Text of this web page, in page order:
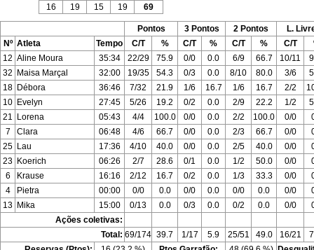
16
19 15 19 69
Pontos 3 Pontos 2 Pontos
L.
Nº Atleta Tempo C/T % C/T % C/T % C/T
12 Aline Moura 35:34 22/29 75.9 0/0 0.0 6/9 66.7 10/11
32
Maisa Marçal 32:00 19/35 54.3 0/3 0.0 8/10 80.0 3/6
18 Débora 36:46 7/32 21.9 1/6 16.7 1/6 16.7 2/2
10 Evelyn 27:45 5/26 19.2 0/2 0.0 2/9 22.2 1/2
21
Lorena 05:43 4/4 100.0 0/0 0.0 2/2 100.0 0/0
7
Clara 06:48 4/6 66.7 0/0 0.0 2/3 66.7 0/0
25 Lau 17:36 4/10 40.0 0/0 0.0 2/5 40.0 0/0
23 Koerich 06:26 2/7 28.6 0/1 0.0 1/2 50.0 0/0
6
Krause 16:16 2/12 16.7 0/2 0.0 1/3 33.3 0/0
4
Pietra 00:00 0/0 0.0 0/0 0.0 0/0 0.0 0/0
13 Mika 15:00 0/13 0.0 0/3 0.0 0/2 0.0 0/0
Ações coletivas:
Total: 69/174 39.7 1/17 5.9 25/51 49.0 16/21